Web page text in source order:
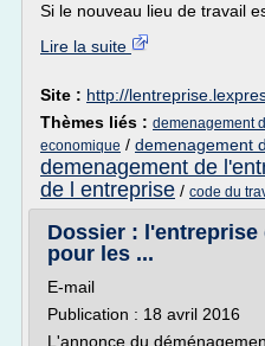
Si le nouveau lieu de travail
Lire la suite
Site : http://
Thèmes liés : demenagement
economique / demenagement
demenagement de
de l entreprise / code du
Dossier : l'entreprise
pour les ...
E-mail
Publication : 18 avril 2016
L'annonce du